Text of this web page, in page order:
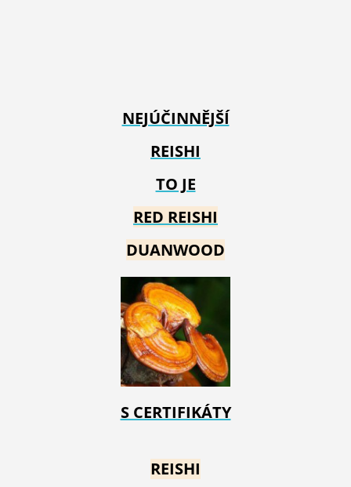
NEJÚČINNĚJŠÍ
REISHI
TO JE
RED REISHI
DUANWOOD
S CERTIFIKÁTY
REISHI